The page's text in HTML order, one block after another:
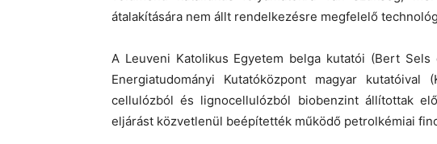
átalakítására nem állt rendelkezésre megfelelő
A Leuveni Katolikus Egyetem belga kutatói (Bert
Energiatudományi Kutatóközpont magyar kutatóival
cellulózból és lignocellulózból biobenzint állítottak
eljárást közvetlenül beépítették működő petrolkémiai